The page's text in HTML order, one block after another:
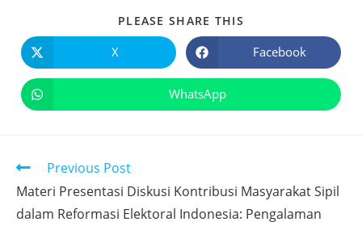
PLEASE SHARE THIS
X Facebook
WhatsApp
Previous Post
Materi Presentasi Diskusi Kontribusi Masyarakat Sipil
dalam Reformasi Elektoral Indonesia: Pengalaman